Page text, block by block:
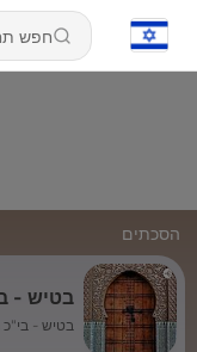
הסכתים
בטיש -
בטיש - בי"כ